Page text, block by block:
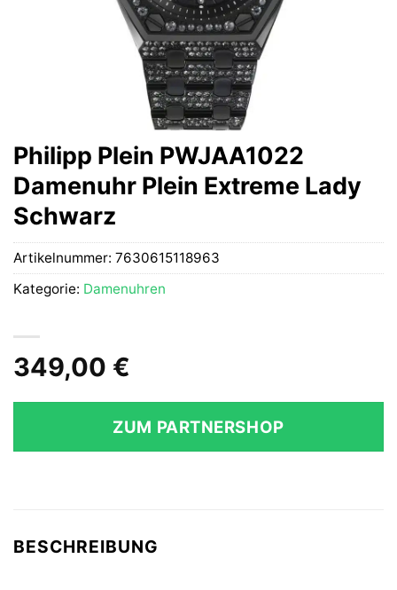
Philipp Plein PWJAA1022
Damenuhr Plein Extreme Lady
Schwarz
349,00 €
ZUM PARTNERSHOP
Artikelnummer: 7630615118963
Kategorie: Damenuhren
BESCHREIBUNG